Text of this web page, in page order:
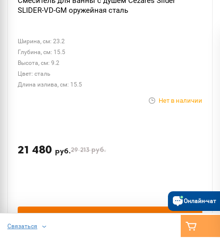
SLIDER-VD-GM оружейная сталь
Ширина, см: 23.2
Глубина, см: 15.5
Высота, см: 9.2
Цвет: сталь
Длина излива, см: 15.5
Нет в наличии
21 480 руб.29 213руб.
Связаться
Онлайн-чат